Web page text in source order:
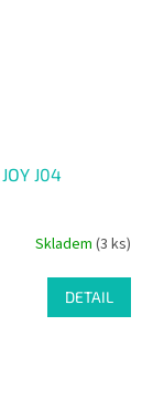
J04
Skladem (3 ks)
DETAIL